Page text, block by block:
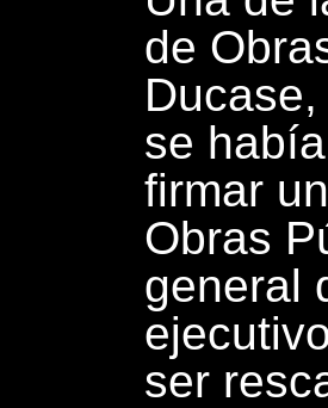
de
se
firmar
Obras
general
ser